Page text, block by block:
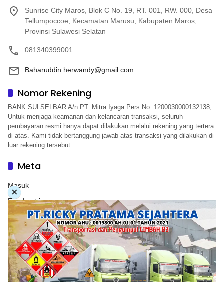
Sunrise City Maros, Blok C No. 19, RT. 001, RW. 000, Desa
Tellumpoccoe, Kecamatan Marusu, Kabupaten Maros,
Provinsi Sulawesi Selatan
081340399001
Baharuddin.herwandy@gmail.com
Nomor Rekening
BANK SULSELBAR A/n PT. Mitra Iyaga Pers No. 1200030000132138,
Untuk menjaga keamanan dan kelancaran transaksi, seluruh
pembayaran resmi hanya dapat dilakukan melalui rekening yang tertera
di atas. Kami tidak bertanggung jawab atas transaksi yang dilakukan di
luar rekening tersebut.
Meta
Masuk
Feed entri
Feed komentar
WordPress.org
×